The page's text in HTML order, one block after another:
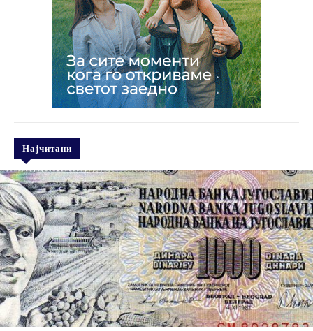
Најчитани